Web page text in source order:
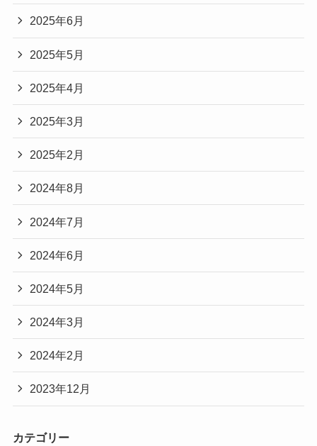
2025年6月
2025年5月
2025年4月
2025年3月
2025年2月
2024年8月
2024年7月
2024年6月
2024年5月
2024年3月
2024年2月
2023年12月
カテゴリー